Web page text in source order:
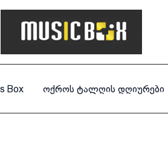
Box ოქროს ტალღის დღიურები